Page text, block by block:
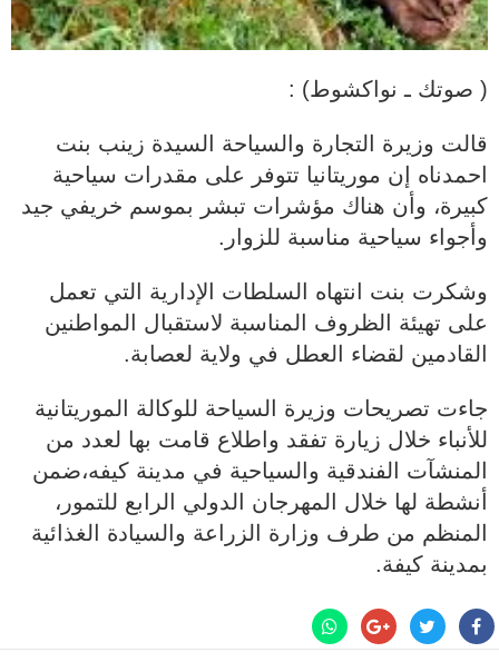
( صوتك ـ نواكشوط) :
قالت وزيرة التجارة والسياحة السيدة زينب بنت
احمدناه إن موريتانيا تتوفر على مقدرات سياحية
كبيرة، وأن هناك مؤشرات تبشر بموسم خريفي جيد
وأجواء سياحية مناسبة للزوار.
وشكرت بنت انتهاه السلطات الإدارية التي تعمل
على تهيئة الظروف المناسبة لاستقبال المواطنين
القادمين لقضاء العطل في ولاية لعصابة.
جاءت تصريحات وزيرة السياحة للوكالة الموريتانية
للأنباء خلال زيارة تفقد واطلاع قامت بها لعدد من
المنشآت الفندقية والسياحية في مدينة كيفه،ضمن
أنشطة لها خلال المهرجان الدولي الرابع للتمور،
المنظم من طرف وزارة الزراعة والسيادة الغذائية
بمدينة كيفة.